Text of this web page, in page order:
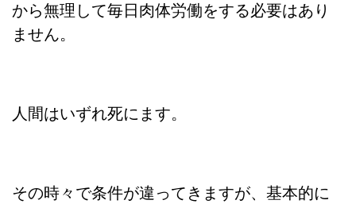
から無理して毎日肉体労働をする必要はあり
ません。
人間はいずれ死にます。
その時々で条件が違ってきますが、基本的に